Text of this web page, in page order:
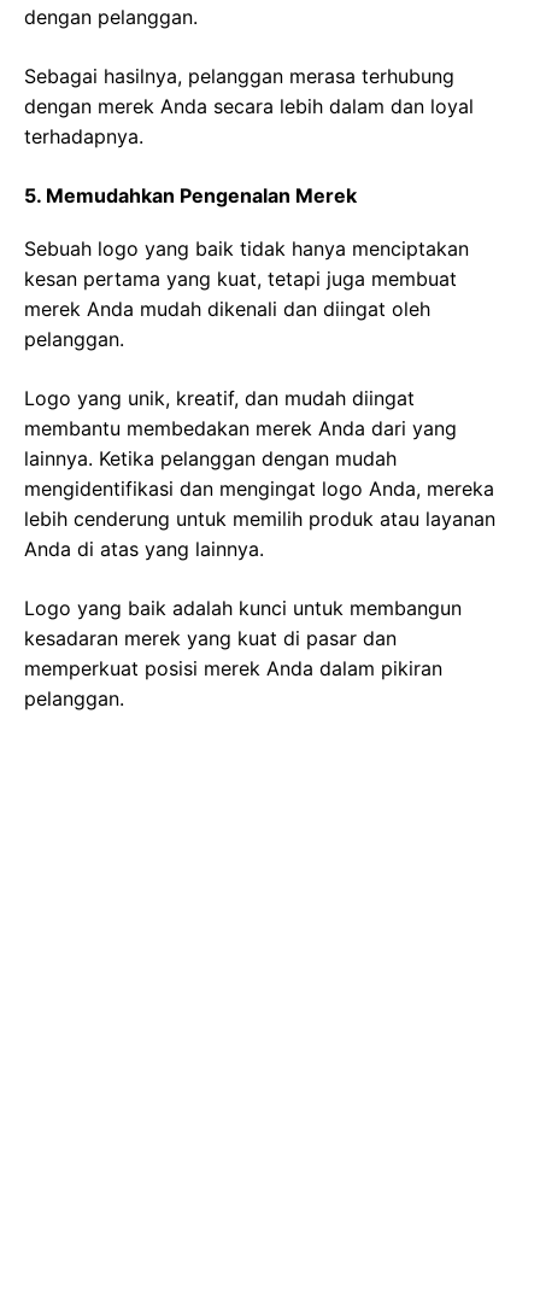
dengan pelanggan.
Sebagai hasilnya, pelanggan merasa terhubung
dengan merek Anda secara lebih dalam dan loyal
terhadapnya.
5. Memudahkan Pengenalan Merek
Sebuah logo yang baik tidak hanya menciptakan
kesan pertama yang kuat, tetapi juga membuat
merek Anda mudah dikenali dan diingat oleh
pelanggan.
Logo yang unik, kreatif, dan mudah diingat
membantu membedakan merek Anda dari yang
lainnya. Ketika pelanggan dengan mudah
mengidentifikasi dan mengingat logo Anda, mereka
lebih cenderung untuk memilih produk atau layanan
Anda di atas yang lainnya.
Logo yang baik adalah kunci untuk membangun
kesadaran merek yang kuat di pasar dan
memperkuat posisi merek Anda dalam pikiran
pelanggan.